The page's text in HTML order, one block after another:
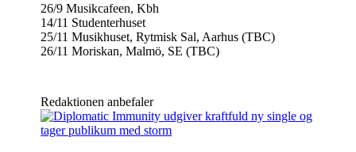
26/9 Musikcafeen, Kbh
14/11 Studenterhuset
25/11 Musikhuset, Rytmisk Sal, Aarhus (TBC)
26/11 Moriskan, Malmö, SE (TBC)
Redaktionen anbefaler